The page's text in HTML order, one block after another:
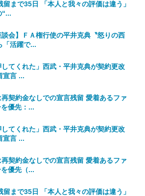
留まで35日 「本人と我々の評価は違う」
談会】ＦＡ権行使の平井克典〝怒りの西
「活躍で...
してくれた」西武・平井克典が契約更改
宣言 ...
契約金なしでの宣言残留 愛着あるファ
優先：...
してくれた」西武・平井克典が契約更改
宣言 ...
契約金なしでの宣言残留 愛着あるファ
優先（...
留まで35日 「本人と我々の評価は違う」